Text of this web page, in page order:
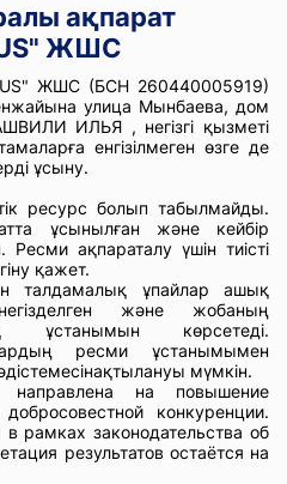
ақпарат
ЖШС
ЖШС (БСН 260440005919)
улица Мынбаева, дом
ИЛЬЯ , негізгі қызметі
енгізілмеген өзге де
ұсыну.
ресурс болып табылмайды.
ұсынылған және кейбір
Ресми ақпараталу үшін тиісті
қажет.
талдамалық ұпайлар ашық
және жобаның
ұстанымын көрсетеді.
ресми ұстанымымен
мүмкін.
направлена на повышение
конкуренции.
рамках законодательства об
результатов остаётся на